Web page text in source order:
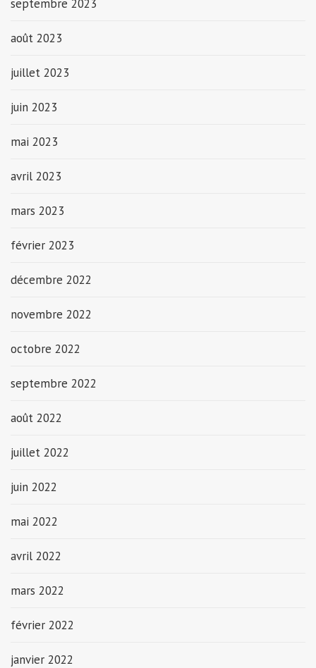
septembre 2023
août 2023
juillet 2023
juin 2023
mai 2023
avril 2023
mars 2023
février 2023
décembre 2022
novembre 2022
octobre 2022
septembre 2022
août 2022
juillet 2022
juin 2022
mai 2022
avril 2022
mars 2022
février 2022
janvier 2022